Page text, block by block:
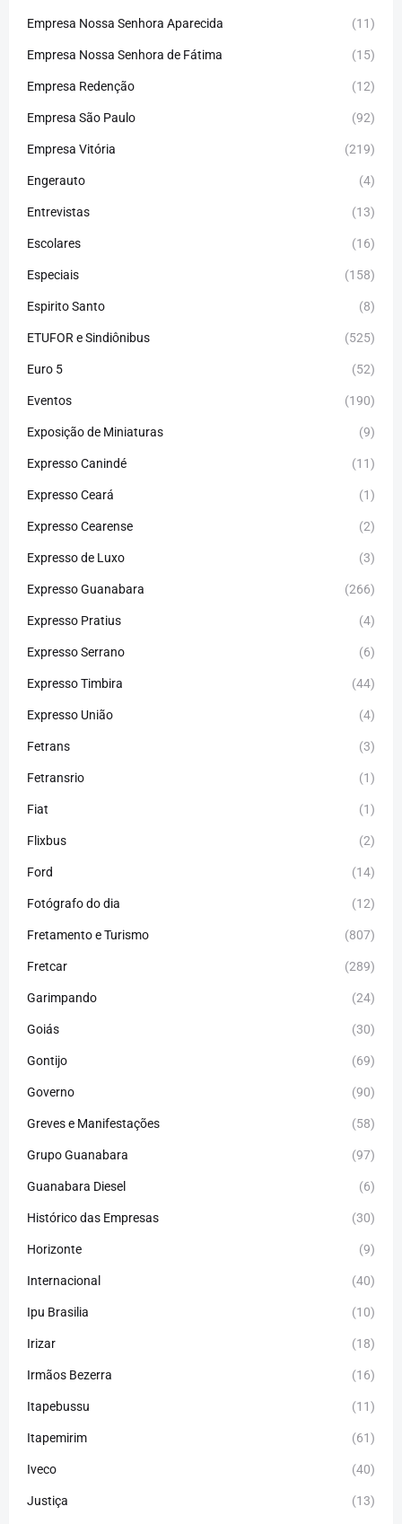
Empresa Nossa Senhora Aparecida (11)
Empresa Nossa Senhora de Fátima (15)
Empresa Redenção (12)
Empresa São Paulo (92)
Empresa Vitória (219)
Engerauto (4)
Entrevistas (13)
Escolares (16)
Especiais (158)
Espirito Santo (8)
ETUFOR e Sindiônibus (525)
Euro 5 (52)
Eventos (190)
Exposição de Miniaturas (9)
Expresso Canindé (11)
Expresso Ceará (1)
Expresso Cearense (2)
Expresso de Luxo (3)
Expresso Guanabara (266)
Expresso Pratius (4)
Expresso Serrano (6)
Expresso Timbira (44)
Expresso União (4)
Fetrans (3)
Fetransrio (1)
Fiat (1)
Flixbus (2)
Ford (14)
Fotógrafo do dia (12)
Fretamento e Turismo (807)
Fretcar (289)
Garimpando (24)
Goiás (30)
Gontijo (69)
Governo (90)
Greves e Manifestações (58)
Grupo Guanabara (97)
Guanabara Diesel (6)
Histórico das Empresas (30)
Horizonte (9)
Internacional (40)
Ipu Brasilia (10)
Irizar (18)
Irmãos Bezerra (16)
Itapebussu (11)
Itapemirim (61)
Iveco (40)
Justiça (13)